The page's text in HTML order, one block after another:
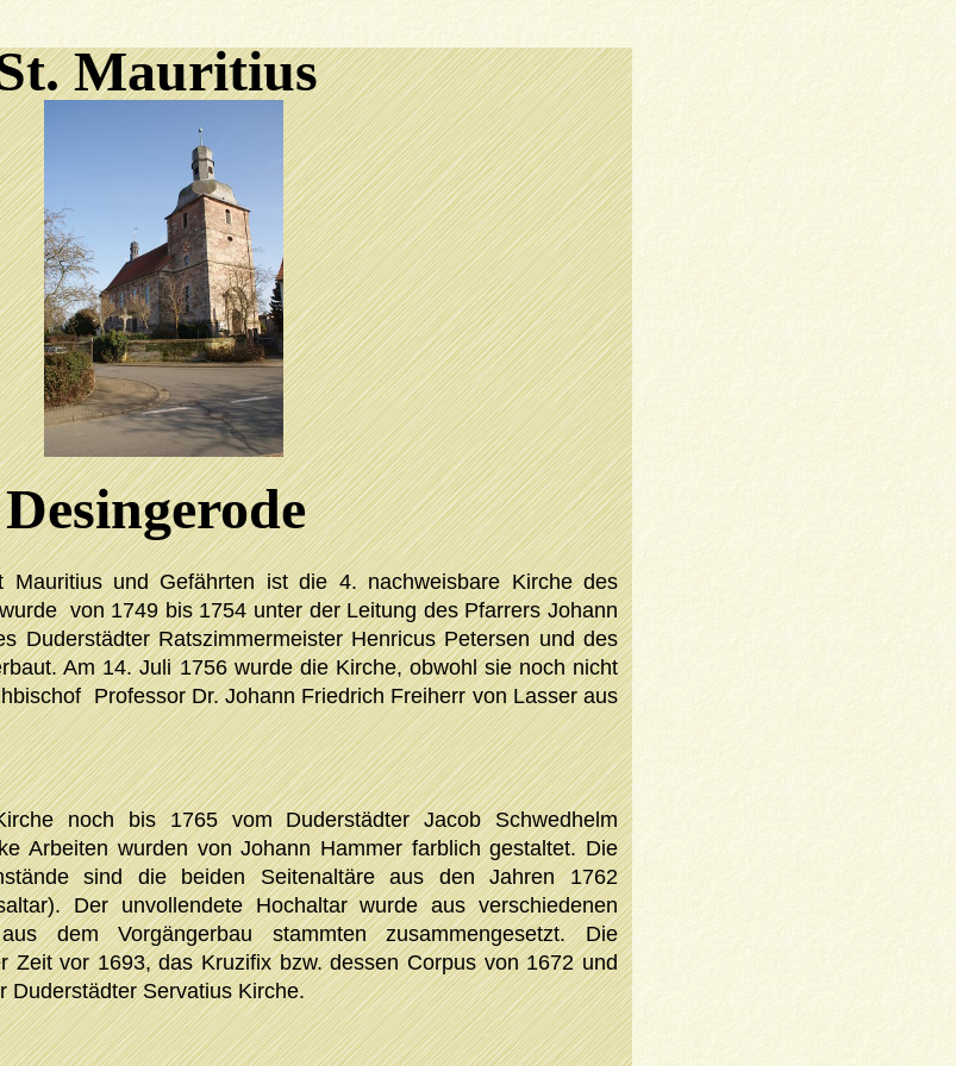
Mauritius
Desingerode
Mauritius und Gefährten ist die 4. nachweisbare Kirche des
von 1749 bis 1754 unter der Leitung des Pfarrers Johann
Duderstädter Ratszimmermeister Henricus Petersen und des
Am 14. Juli 1756 wurde die Kirche, obwohl sie noch nicht
Professor Dr. Johann Friedrich Freiherr von Lasser aus
noch bis 1765 vom Duderstädter Jacob Schwedhelm
Arbeiten wurden von Johann Hammer farblich gestaltet. Die
sind die beiden Seitenaltäre aus den Jahren 1762
Der unvollendete Hochaltar wurde aus verschiedenen
dem Vorgängerbau stammten zusammengesetzt. Die
Zeit vor 1693, das Kruzifix bzw. dessen Corpus von 1672 und
Duderstädter Servatius Kirche.